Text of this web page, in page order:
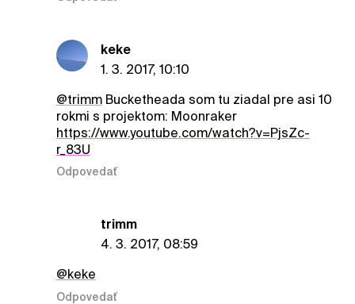
keke
1. 3. 2017, 10:10
@trimmBucketheada som tu ziadal pre asi 10
rokmi s projektom: Moonraker
https://www.youtube.com/watch?v=PjsZc-
r_83U
Odpovedať
trimm
4. 3. 2017, 08:59
@keke
Odpovedať